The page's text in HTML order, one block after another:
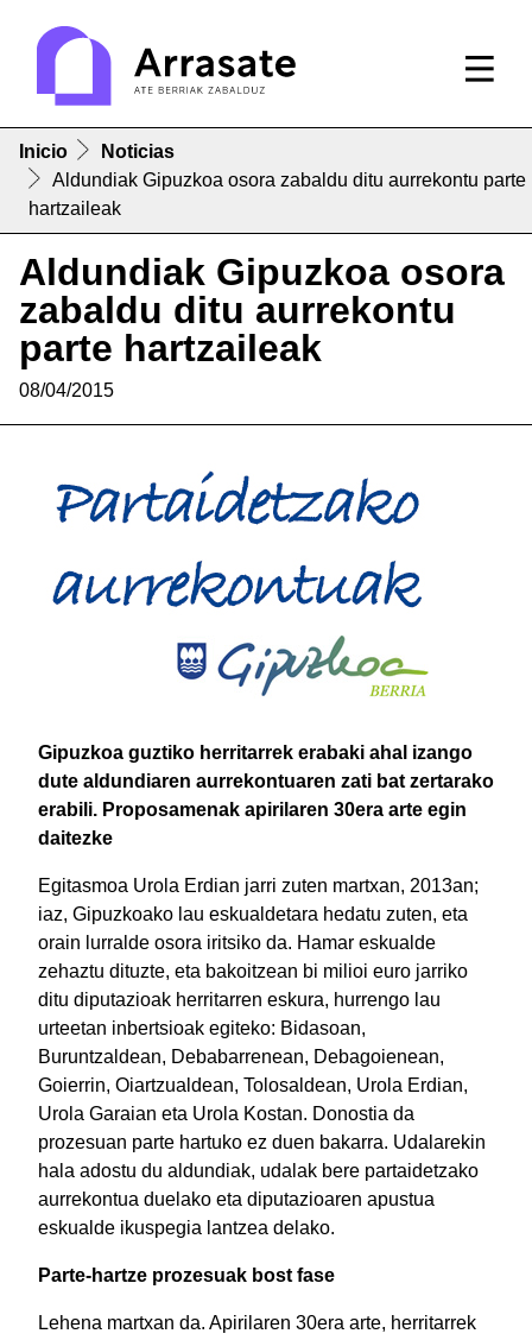
Inicio
Noticias
Aldundiak Gipuzkoa osora zabaldu ditu aurrekontu parte
hartzaileak
Aldundiak Gipuzkoa osora
zabaldu ditu aurrekontu
parte hartzaileak
08/04/2015
Gipuzkoa guztiko herritarrek erabaki ahal izango
dute aldundiaren aurrekontuaren zati bat zertarako
erabili. Proposamenak apirilaren 30era arte egin
daitezke
Egitasmoa Urola Erdian jarri zuten martxan, 2013an;
iaz, Gipuzkoako lau eskualdetara hedatu zuten, eta
orain lurralde osora iritsiko da. Hamar eskualde
zehaztu dituzte, eta bakoitzean bi milioi euro jarriko
ditu diputazioak herritarren eskura, hurrengo lau
urteetan inbertsioak egiteko: Bidasoan,
Buruntzaldean, Debabarrenean, Debagoienean,
Goierrin, Oiartzualdean, Tolosaldean, Urola Erdian,
Urola Garaian eta Urola Kostan. Donostia da
prozesuan parte hartuko ez duen bakarra. Udalarekin
hala adostu du aldundiak, udalak bere partaidetzako
aurrekontua duelako eta diputazioaren apustua
eskualde ikuspegia lantzea delako.
Parte-hartze prozesuak bost fase
Lehena martxan da. Apirilaren 30era arte, herritarrek